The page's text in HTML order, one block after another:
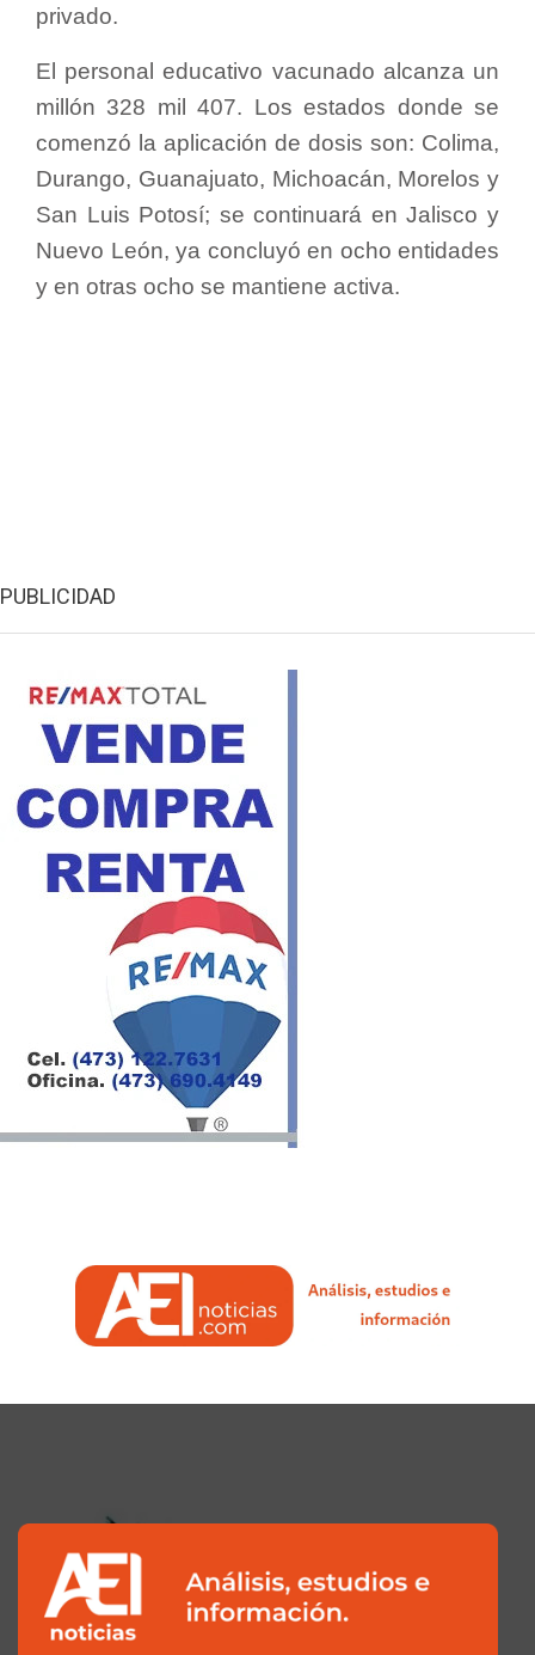
privado.
El personal educativo vacunado alcanza un
millón 328 mil 407. Los estados donde se
comenzó la aplicación de dosis son: Colima,
Durango, Guanajuato, Michoacán, Morelos y
San Luis Potosí; se continuará en Jalisco y
Nuevo León, ya concluyó en ocho entidades
y en otras ocho se mantiene activa.
PUBLICIDAD